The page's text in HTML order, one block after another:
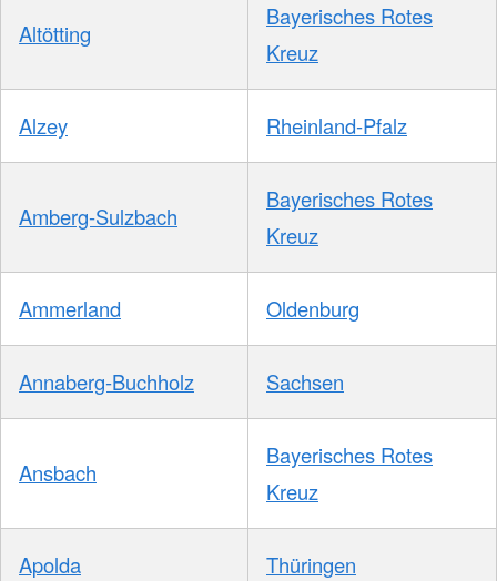
Altötting
Bayerisches Rotes
Kreuz
Alzey Rheinland-Pfalz
Amberg-Sulzbach
Bayerisches Rotes
Kreuz
Ammerland Oldenburg
Annaberg-Buchholz Sachsen
Ansbach
Bayerisches Rotes
Kreuz
Apolda Thüringen